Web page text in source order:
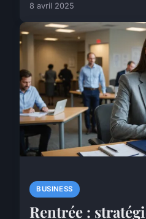
8 avril 2025
BUSINESS
Rentrée :